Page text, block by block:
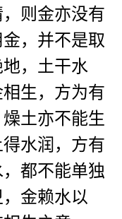
则金亦没有
，并不是取
，土干水
生，方为有
土亦不能生
水润，方有
都不能单独
金赖水以